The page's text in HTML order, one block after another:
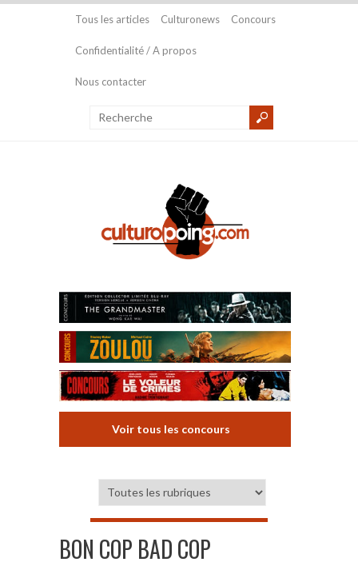
Tous les articles Culturonews Concours
Confidentialité / A propos
Nous contacter
Voir tous les concours
BON COP BAD COP